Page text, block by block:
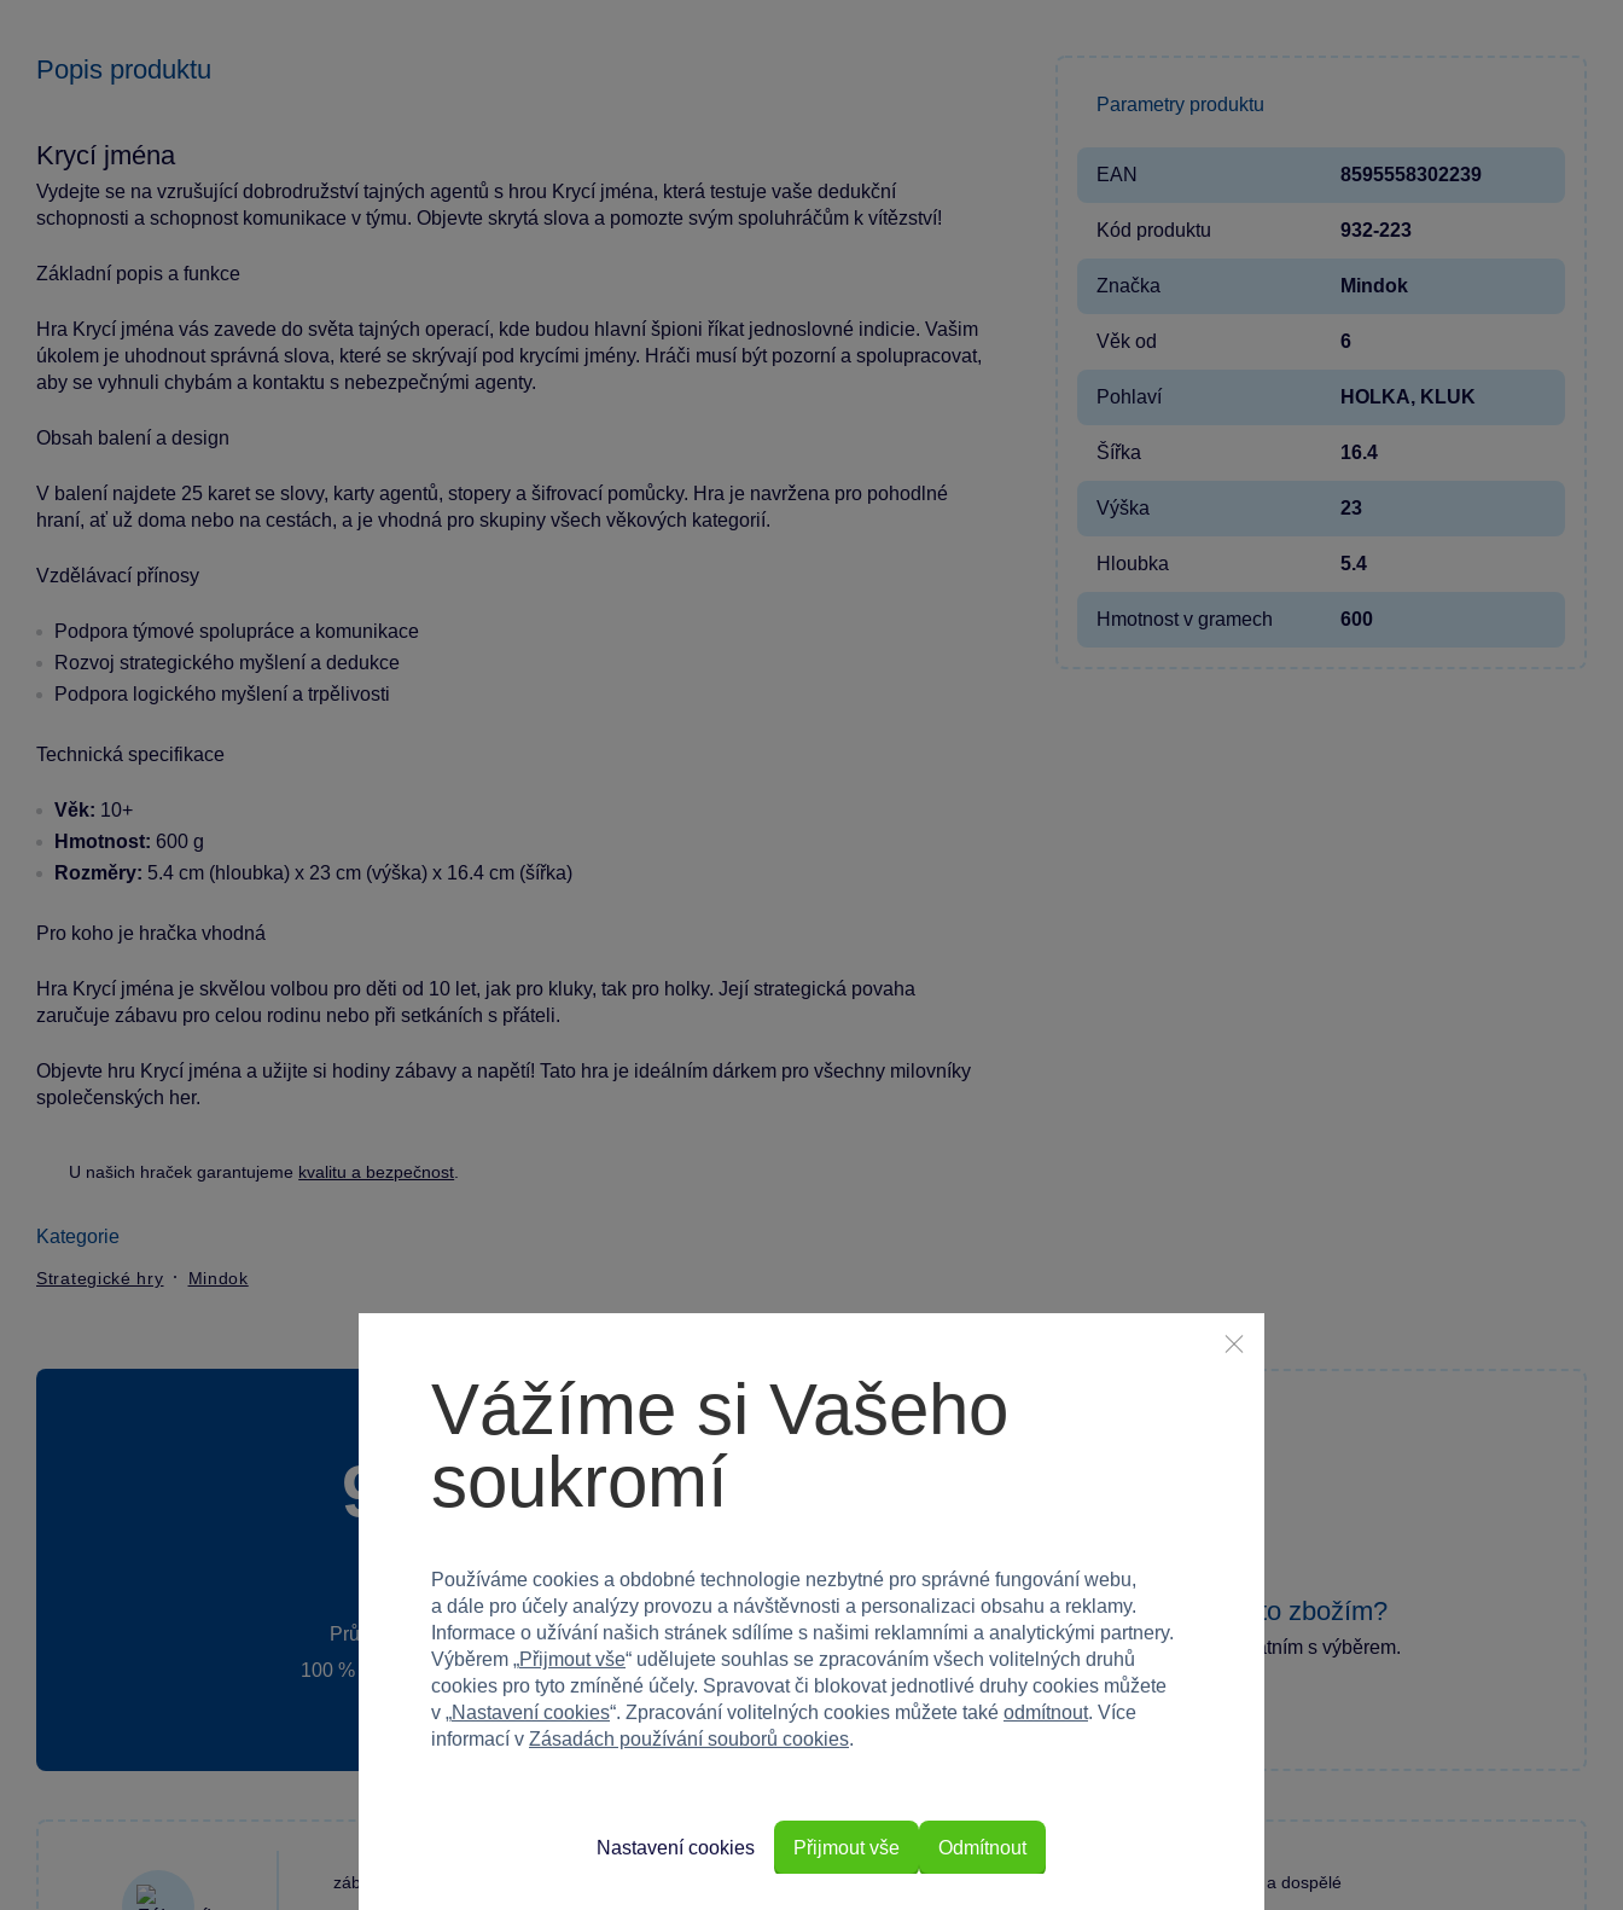
Popis produktu
Krycí jména
Vydejte se na vzrušující dobrodružství tajných agentů s hrou Krycí jména, která testuje vaše dedukční
schopnosti a schopnost komunikace v týmu. Objevte skrytá slova a pomozte svým spoluhráčům k vítězství!
Základní popis a funkce
Hra Krycí jména vás zavede do světa tajných operací, kde budou hlavní špioni říkat jednoslovné indicie. Vašim
úkolem je uhodnout správná slova, které se skrývají pod krycími jmény. Hráči musí být pozorní a spolupracovat,
aby se vyhnuli chybám a kontaktu s nebezpečnými agenty.
Obsah balení a design
V balení najdete 25 karet se slovy, karty agentů, stopery a šifrovací pomůcky. Hra je navržena pro pohodlné
hraní, ať už doma nebo na cestách, a je vhodná pro skupiny všech věkových kategorií.
Vzdělávací přínosy
Podpora týmové spolupráce a komunikace
Rozvoj strategického myšlení a dedukce
Podpora logického myšlení a trpělivosti
Technická specifikace
Věk: 10+
Hmotnost: 600 g
Rozměry: 5.4 cm (hloubka) x 23 cm (výška) x 16.4 cm (šířka)
Pro koho je hračka vhodná
Hra Krycí jména je skvělou volbou pro děti od 10 let, jak pro kluky, tak pro holky. Její strategická povaha
zaručuje zábavu pro celou rodinu nebo při setkáních s přáteli.
Objevte hru Krycí jména a užijte si hodiny zábavy a napětí! Tato hra je ideálním dárkem pro všechny milovníky
společenských her.
U našich hraček garantujeme kvalitu a bezpečnost
Kategorie
Strategické hry Mindok
Parametry produktu
EAN 8595558302239
Kód produktu 932-223
Značka Mindok
Věk od 6
Pohlaví HOLKA, KLUK
Šířka 16.4
Výška 23
Hloubka 5.4
Hmotnost v gramech 600
90 %
Průměr z 4 hodnocení
100 % zákazníků doporučuje
Máte zkušenost s tímto zbožím?
Napište recenzi a pomozte ostatním s výběrem.
zábavná hra Skvělá hra pro děti a dospělé
Vážíme si Vašeho
soukromí
Používáme cookies a obdobné technologie nezbytné pro správné fungování webu,
a dále pro účely analýzy provozu a návštěvnosti a personalizaci obsahu a reklamy.
Informace o užívání našich stránek sdílíme s našimi reklamními a analytickými partnery.
Výběrem „Přijmout vše“ udělujete souhlas se zpracováním všech volitelných druhů
cookies pro tyto zmíněné účely. Spravovat či blokovat jednotlivé druhy cookies můžete
v „Nastavení cookies“. Zpracování volitelných cookies můžete také odmítnout. Více
informací v Zásadách používání souborů cookies.
Odmítnout
Nastavení cookies Přijmout vše